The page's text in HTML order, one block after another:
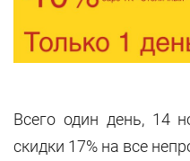
Всего один день, 14
скидки 17% на все